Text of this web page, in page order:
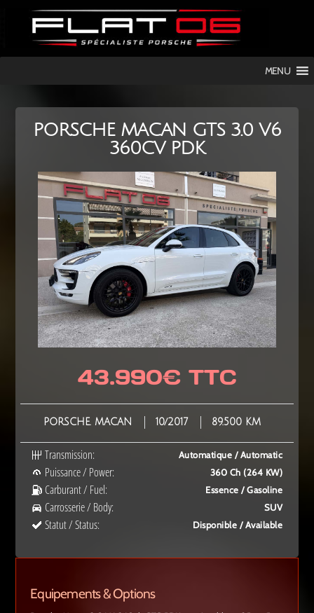
FLAT
MENU
PORSCHE MACAN GTS 3.0 V6
360CV PDK
43.990€ TTC
PORSCHE. MACAN 10/2017 89.500 KM
Transmission: Automatique / Automatic
Puissance / Power: 360 Ch (264 KW)
Carburant / Fuel: Essence / Gasoline
Carrosserie / Body: SUV
Statut / Status: Disponible / Available
Equipements & Options